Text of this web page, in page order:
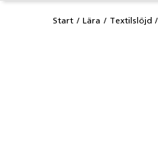
Start Lära Textilslöjd